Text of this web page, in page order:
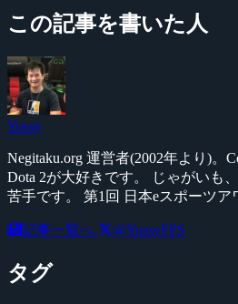
この記事を書いた人
Yossy
Negitaku.org 運営者(2002年より)。
Dota 2が大好きです。 じゃがいも
苦手です。 第1回 日本eスポーツア
記事一覧へ @YossyFPS
タグ